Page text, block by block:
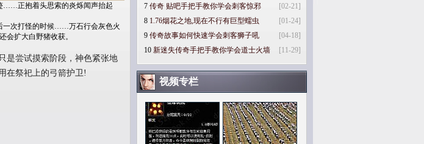
……正抱着头思索的炎烁闻声抬起
一次打怪的时候……万石行会灰色火
会扩大白野猪收获。
是尝试摸索阶段，神色紧张地
在祭祀上的弓箭护卫!
[02-21]
7 传奇 贴吧手把手教你学会刺客惊邪
[01-24]
8 1.76烟花之地,现在不行有巨型蠕虫
[04-18]
9 传奇故事如何快速学会刺客狮子吼
[11-29]
10 新迷失传奇手把手教你学会道士火墙
视频专栏